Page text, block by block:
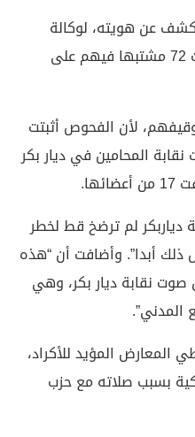
عن هويته، لوكالة
فرانس برس، إن الشرطة اعتقلت 72 مشتبها فيهم على
لأن الفحوص أثبتت
المحامين في ديار بكر
دياربكر لم ترضخ قط لخطر
ذلك أبدا”. وأضافت أن “هذه
نقابة ديار بكر، وهي
المعارض المؤيد للأكراد،
بسبب صلاته مع حزب